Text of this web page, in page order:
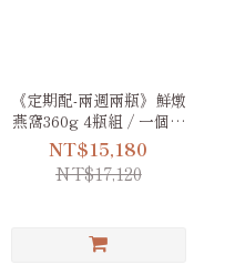
《定期配-兩週兩瓶》鮮燉
燕窩360g 4瓶組 / 一個月
份套餐
NT$15,180
NT$17,120